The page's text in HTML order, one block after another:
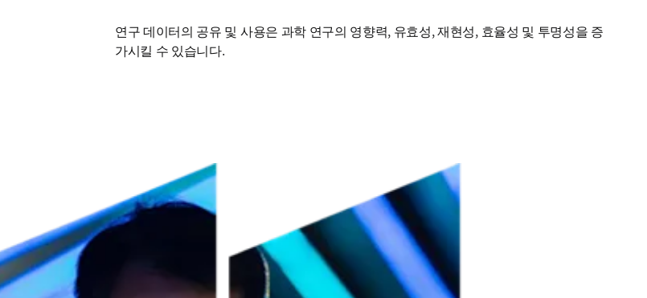
연구 데이터의 공유 및 사용은 과학 연구의 영향력, 유효성, 재현성, 효율성 및 투명성을 증
가시킬 수 있습니다.